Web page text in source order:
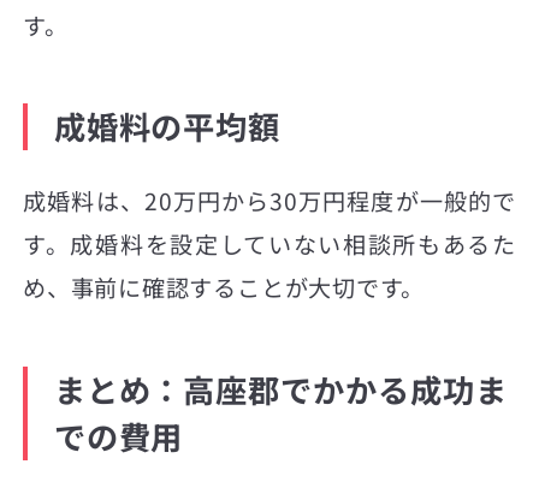
す。
成婚料の平均額
成婚料は、20万円から30万円程度が一般的で
す。成婚料を設定していない相談所もあるた
め、事前に確認することが大切です。
まとめ：高座郡でかかる成功ま
での費用